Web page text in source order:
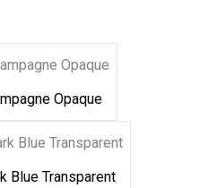
Opaque
Blue Transparent